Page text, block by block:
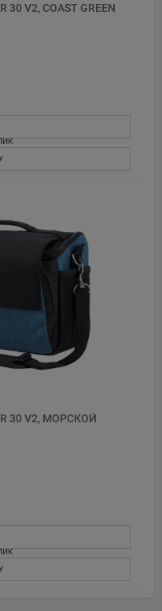
30 V2, COAST GREEN
30 V2, МОРСКОЙ